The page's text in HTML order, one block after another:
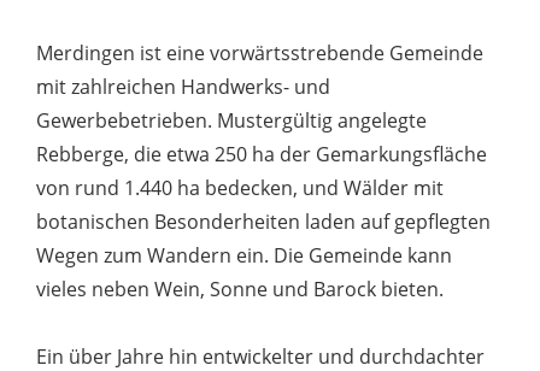
Merdingen ist eine vorwärtsstrebende Gemeinde
mit zahlreichen Handwerks- und
Gewerbebetrieben. Mustergültig angelegte
Rebberge, die etwa 250 ha der Gemarkungsfläche
von rund 1.440 ha bedecken, und Wälder mit
botanischen Besonderheiten laden auf gepflegten
Wegen zum Wandern ein. Die Gemeinde kann
vieles neben Wein, Sonne und Barock bieten.
Ein über Jahre hin entwickelter und durchdachter